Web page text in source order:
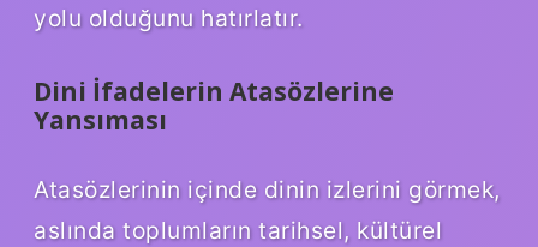
yolu olduğunu hatırlatır.
Dini İfadelerin Atasözlerine
Yansıması
Atasözlerinin içinde dinin izlerini görmek,
aslında toplumların tarihsel, kültürel